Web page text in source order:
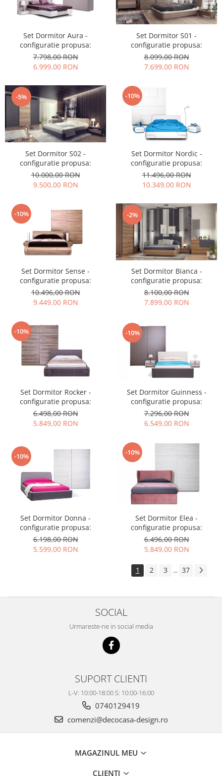
Set Dormitor Aura -
configuratie propusa:
7.798,00 RON
6.999,00 RON
Set Dormitor S01 -
configuratie propusa:
8.099,00 RON
7.699,00 RON
-5%
Set Dormitor S02 -
configuratie propusa:
10.000,00 RON
9.500,00 RON
-10%
Set Dormitor Nordic -
configuratie propusa:
11.496,00 RON
10.349,00 RON
-10%
Set Dormitor Sense -
configuratie propusa:
10.496,00 RON
9.449,00 RON
-2%
Set Dormitor Bianca -
configuratie propusa:
8.100,00 RON
7.899,00 RON
-10%
Set Dormitor Rocker -
configuratie propusa:
6.498,00 RON
5.849,00 RON
-10%
Set Dormitor Guinness -
configuratie propusa:
7.296,00 RON
6.549,00 RON
-10%
Set Dormitor Donna -
configuratie propusa:
6.198,00 RON
5.599,00 RON
-10%
Set Dormitor Elea -
configuratie propusa:
6.496,00 RON
5.849,00 RON
1 2 3 ... 37
SOCIAL
Urmareste-ne in social media
SUPORT CLIENTI
L-V: 10:00-18:00 S: 10:00-16:00
0740129419
comenzi@decocasa-design.ro
MAGAZINUL MEU
CLIENTI